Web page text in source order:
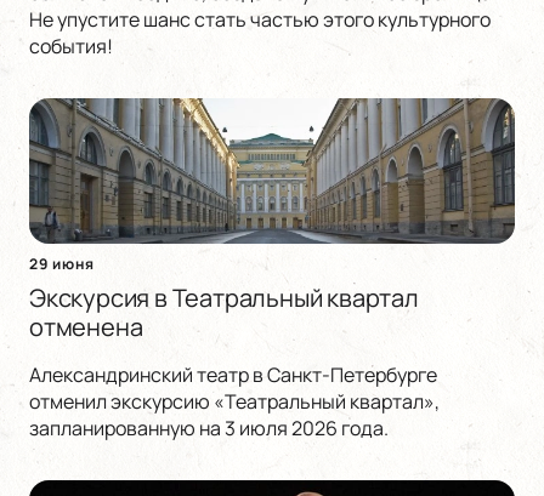
Не упустите шанс стать частью этого культурного
события!
29 июня
Экскурсия в Театральный квартал
отменена
Александринский театр в Санкт-Петербурге
отменил экскурсию «Театральный квартал»,
запланированную на 3 июля 2026 года.